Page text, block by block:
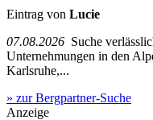
Eintrag von Lucie
07.08.2026 Suche
Unternehmungen in den
Karlsruhe,...
» zur Bergpartner-Suche
Anzeige